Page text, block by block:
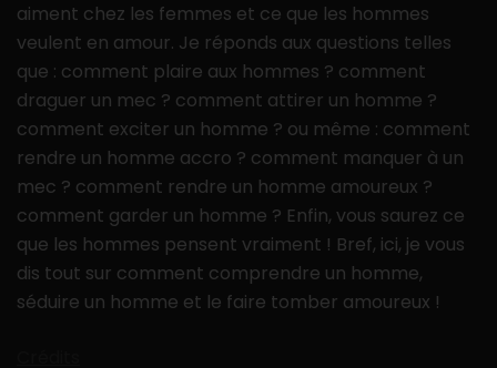
aiment chez les femmes et ce que les hommes
veulent en amour. Je réponds aux questions telles
que : comment plaire aux hommes ? comment
draguer un mec ? comment attirer un homme ?
comment exciter un homme ? ou même : comment
rendre un homme accro ? comment manquer à un
mec ? comment rendre un homme amoureux ?
comment garder un homme ? Enfin, vous saurez ce
que les hommes pensent vraiment ! Bref, ici, je vous
dis tout sur comment comprendre un homme,
séduire un homme et le faire tomber amoureux !